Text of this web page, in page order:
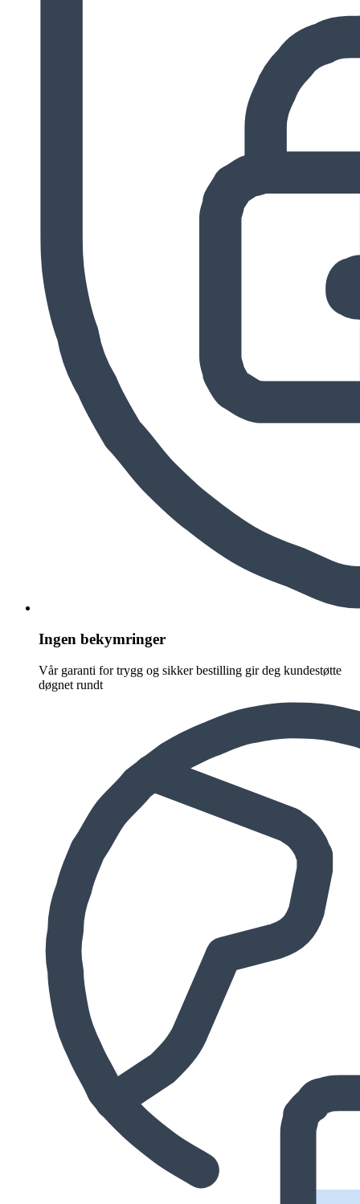
Ingen bekymringer
Vår garanti for trygg og sikker bestilling gir deg kundestøtte
døgnet rundt